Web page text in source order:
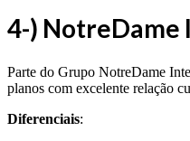
4-) NotreDame
Parte do Grupo NotreDame
planos com excelente relação
Diferenciais: